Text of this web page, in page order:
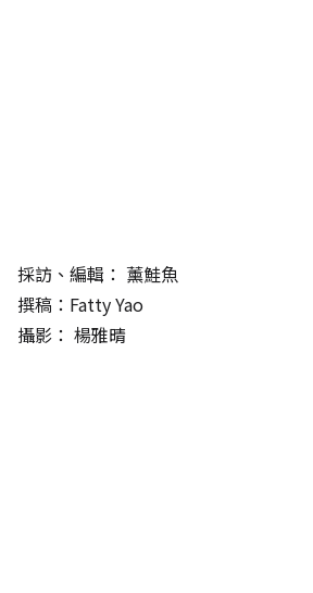
採訪、編輯： 薰鮭魚
撰稿：Fatty Yao
攝影： 楊雅晴